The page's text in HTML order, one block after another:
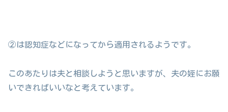
②は認知症などになってから適用されるようです。
このあたりは夫と相談しようと思いますが、夫の姪にお願
いできればいいなと考えています。